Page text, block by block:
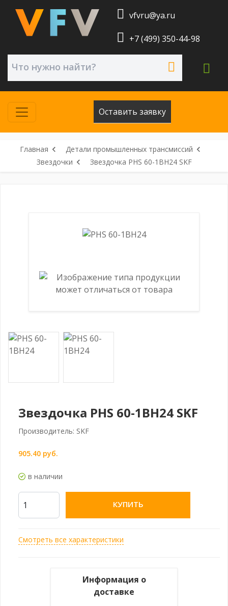
vfvru@ya.ru
+7 (499) 350-44-98
Оставить заявку
Главная
Детали промышленных трансмиссий
Звездочки
Звездочка PHS 60-1BH24 SKF
Звездочка PHS 60-1BH24 SKF
Производитель: SKF
905.40 руб.
в наличии
КУПИТЬ
Смотреть все характеристики
Информация о
доставке